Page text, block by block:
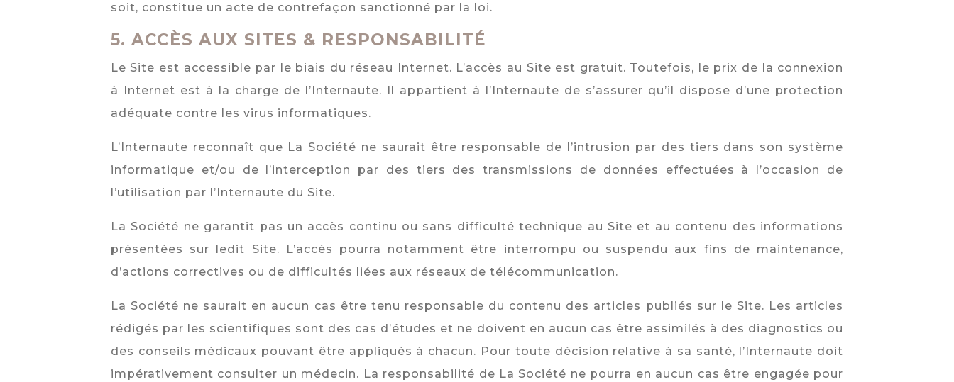
soit, constitue un acte de contrefaçon sanctionné par la loi.
5. ACCÈS AUX SITES & RESPONSABILITÉ
Le Site est accessible par le biais du réseau Internet. L’accès au Site est gratuit. Toutefois, le prix de la connexion
à Internet est à la charge de l’Internaute. Il appartient à l’Internaute de s’assurer qu’il dispose d’une protection
adéquate contre les virus informatiques.
L’Internaute reconnaît que La Société ne saurait être responsable de l’intrusion par des tiers dans son système
informatique et/ou de l’interception par des tiers des transmissions de données effectuées à l’occasion de
l’utilisation par l’Internaute du Site.
La Société ne garantit pas un accès continu ou sans difficulté technique au Site et au contenu des informations
présentées sur ledit Site. L’accès pourra notamment être interrompu ou suspendu aux fins de maintenance,
d’actions correctives ou de difficultés liées aux réseaux de télécommunication.
La Société ne saurait en aucun cas être tenu responsable du contenu des articles publiés sur le Site. Les articles
rédigés par les scientifiques sont des cas d’études et ne doivent en aucun cas être assimilés à des diagnostics ou
des conseils médicaux pouvant être appliqués à chacun. Pour toute décision relative à sa santé, l’Internaute doit
impérativement consulter un médecin. La responsabilité de La Société ne pourra en aucun cas être engagée pour